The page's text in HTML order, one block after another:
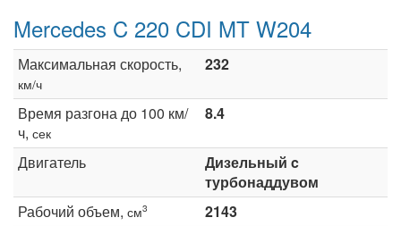
Mercedes C 220 CDI MT W204
Максимальная скорость,
км/ч
232
Время разгона до 100 км/
ч, сек
8.4
Двигатель
Дизельный c
турбонаддувом
Рабочий объем, см3
2143